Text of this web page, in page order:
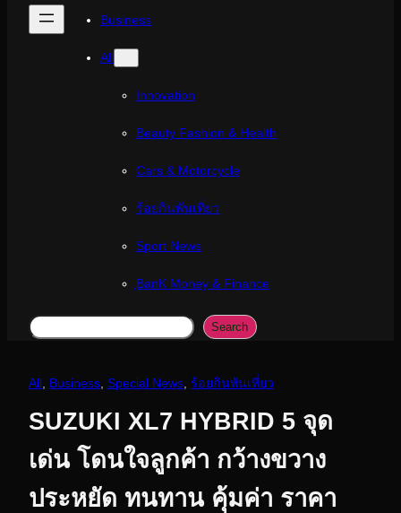
Business
All
Innovation
Beauty Fashion & Health
Cars & Motorcycle
ร้อยกินพันเที่ยว
Sport News
ฺBanK Money & Finance
Search Search
All Business Special News ร้อยกินพันเที่ยว
SUZUKI XL7 HYBRID 5 จุด
เด่น โดนใจลูกค้า กว้างขวาง
ประหยัด ทนทาน คุ้มค่า ราคา